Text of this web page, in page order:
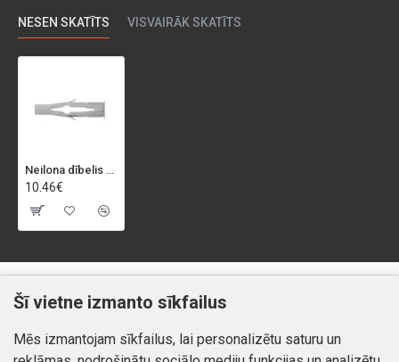
NESEN SKATĪTS VISVAIRĀK SKATĪTS
Neilona dībelis FU 8X40 (50gab)
10.46€
Klientiem
Kontakti
Preču atgriešana
Piegāde un apmaksa
Atteikuma tiesības
Šī vietne izmanto sīkfailus
Mēs izmantojam sīkfailus, lai personalizētu saturu un